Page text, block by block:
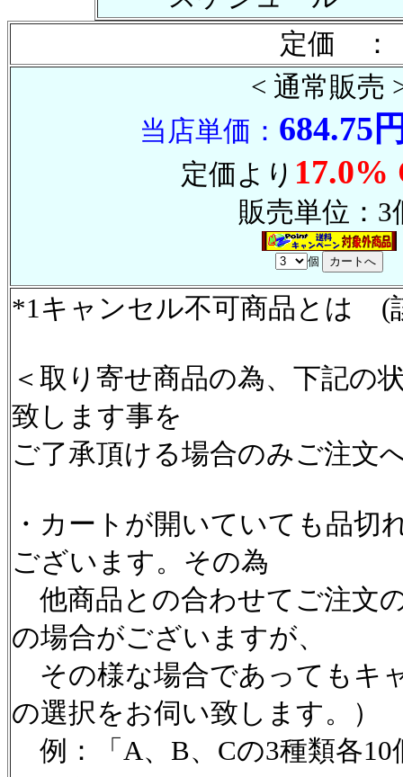
定価 ：
< 通常販売
当店単価： 684.75
定価より 17.0%
販売単位：3
個
*1キャンセル不可商品とは (
＜取り寄せ商品の為、下記の
致します事を
ご了承頂ける場合のみご注文
・カートが開いていても品切
ございます。その為
他商品との合わせてご注文
の場合がございますが、
その様な場合であってもキ
の選択をお伺い致します。）
例：「A、B、Cの3種類各10